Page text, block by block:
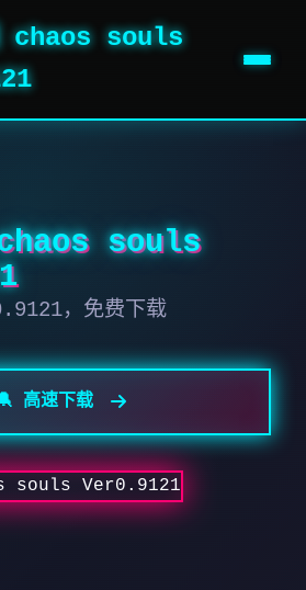
chaos souls
souls
，免费下载
高速下载